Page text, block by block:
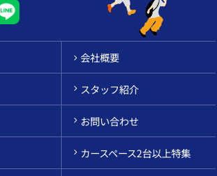
会社概要
スタッフ紹介
お問い合わせ
カースペース2台以上特集